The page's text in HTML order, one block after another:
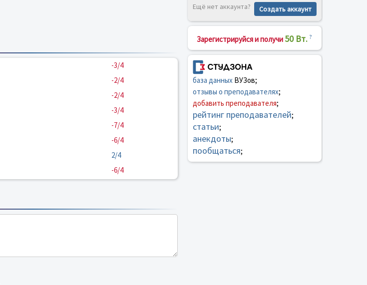
-3/4
-2/4
-2/4
-3/4
-7/4
-6/4
2/4
-6/4
Ещё нет аккаунта? Создать аккаунт
Зарегистрируйся и получи 50 Вт. ?
база данныхВУЗов;
отзывы о преподавателях;
добавить преподавателя;
рейтинг преподавателей;
статьи;
анекдоты;
пообщаться;